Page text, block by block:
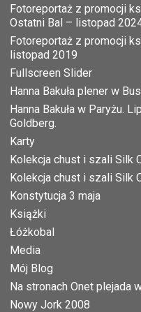
Fotoreportaż z promocji
Ostatni Bal – listopad
Fotoreportaż z promocji
listopad 2019
Fullscreen Slider
Hanna Bakuła plener w
Hanna Bakuła w Paryżu.
Goldberg.
Karty
Kolekcja chust i szali Silk
Kolekcja chust i szali Silk
Konstytucja 3 maja
Książki
Łóżkobal
Media
Mój Blog
Na stronach Onet plejada
Nowy Jork 2008